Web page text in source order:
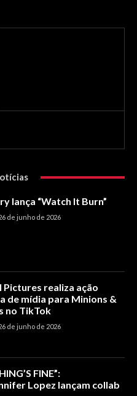
lança “Watch It Burn”
de junho de 2026
Pictures realiza ação
de mídia para Minions &
no TikTok
de junho de 2026
FINE”:
Lopez lançam collab